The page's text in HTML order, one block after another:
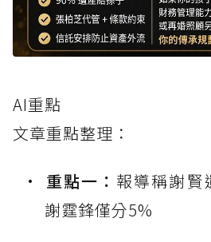
AI重點
文章重點整理：
重點一： 報導稱謝賢
謝霆鋒僅分5%